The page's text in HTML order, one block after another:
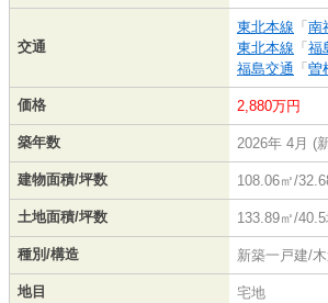
交通
東北本線 「 南
東北本線 「 福
福島交通 「 曽
価格 2,880万円
築年数 2026年 4月 (
建物面積/坪数 108.06㎡/
土地面積/坪数 133.89㎡/
種別/構造 新築一戸建/
地目 宅地